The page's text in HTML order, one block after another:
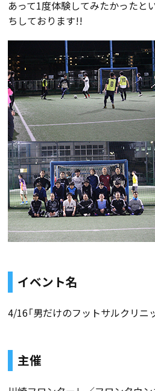
あって1度体験してみたかったと
ちしております!!
イベント名
4/16「男だけのフットサルクリニ
主催